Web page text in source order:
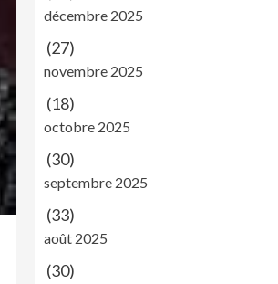
décembre 2025
(27)
novembre 2025
(18)
octobre 2025
(30)
septembre 2025
(33)
août 2025
(30)